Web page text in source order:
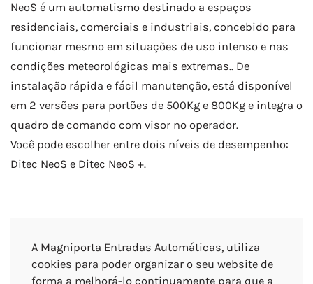
NeoS é um automatismo destinado a espaços
residenciais, comerciais e industriais, concebido para
funcionar mesmo em situações de uso intenso e nas
condições meteorológicas mais extremas.. De
instalação rápida e fácil manutenção, está disponível
em 2 versões para portões de 500Kg e 800Kg e integra o
quadro de comando com visor no operador.
Você pode escolher entre dois níveis de desempenho:
Ditec NeoS e Ditec NeoS +.
Mais Informações
A Magniporta Entradas Automáticas, utiliza
cookies para poder organizar o seu website de
forma a melhorá-lo continuamente para que a